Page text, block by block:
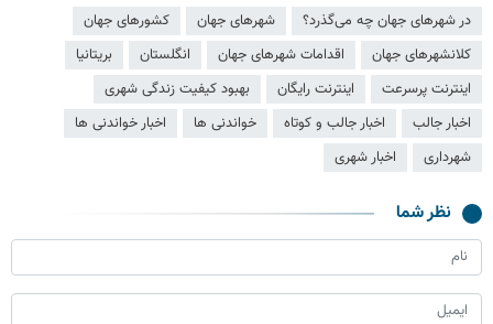
در شهرهای جهان چه می‌گذرد؟ شهرهای جهان
کشورهای جهان
کلانشهرهای جهان
اقدامات شهرهای جهان انگلستان
بریتانیا
اینترنت پرسرعت
اینترنت رایگان
بهبود کیفیت زندگی شهری
اخبار جالب
اخبار جالب و کوتاه خواندنی ها
اخبار خواندنی ها
شهرداری
اخبار شهری
نظر شما